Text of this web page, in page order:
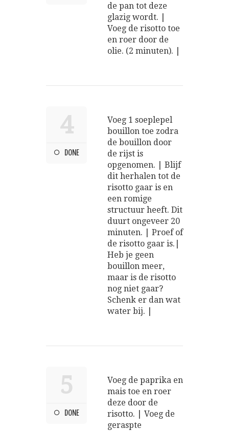
de pan tot deze
glazig wordt. |
Voeg de risotto toe
en roer door de
olie. (2 minuten). |
4
DONE
Voeg 1 soeplepel
bouillon toe zodra
de bouillon door
de rijst is
opgenomen. | Blijf
dit herhalen tot de
risotto gaar is en
een romige
structuur heeft. Dit
duurt ongeveer 20
minuten. | Proef of
de risotto gaar is.|
Heb je geen
bouillon meer,
maar is de risotto
nog niet gaar?
Schenk er dan wat
water bij. |
5
DONE
Voeg de paprika en
mais toe en roer
deze door de
risotto. | Voeg de
geraspte